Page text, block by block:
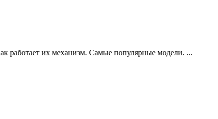
работает их механизм. Самые популярные модели. ...